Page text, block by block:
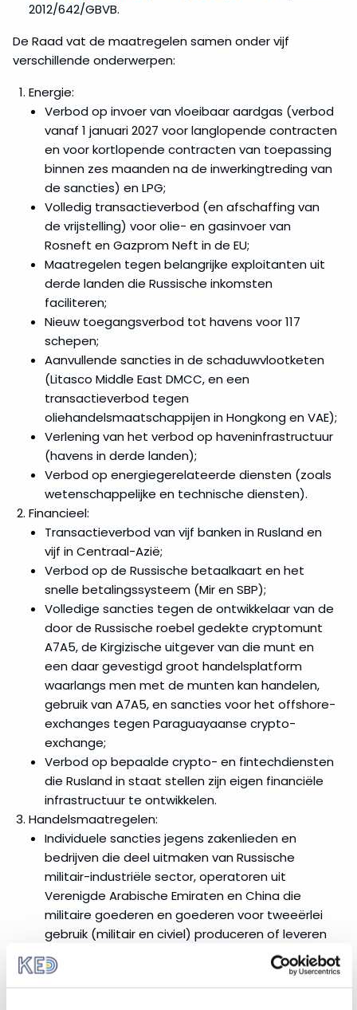
2012/642/GBVB.
De Raad vat de maatregelen samen onder vijf
verschillende onderwerpen:
Energie:
Verbod op invoer van vloeibaar aardgas (verbod
vanaf 1 januari 2027 voor langlopende contracten
en voor kortlopende contracten van toepassing
binnen zes maanden na de inwerkingtreding van
de sancties) en LPG;
Volledig transactieverbod (en afschaffing van
de vrijstelling) voor olie- en gasinvoer van
Rosneft en Gazprom Neft in de EU;
Maatregelen tegen belangrijke exploitanten uit
derde landen die Russische inkomsten
faciliteren;
Nieuw toegangsverbod tot havens voor 117
schepen;
Aanvullende sancties in de schaduwvlootketen
(Litasco Middle East DMCC, en een
transactieverbod tegen
oliehandelsmaatschappijen in Hongkong en VAE);
Verlening van het verbod op haveninfrastructuur
(havens in derde landen);
Verbod op energiegerelateerde diensten (zoals
wetenschappelijke en technische diensten).
Financieel:
Transactieverbod van vijf banken in Rusland en
vijf in Centraal-Azië;
Verbod op de Russische betaalkaart en het
snelle betalingssysteem (Mir en SBP);
Volledige sancties tegen de ontwikkelaar van de
door de Russische roebel gedekte cryptomunt
A7A5, de Kirgizische uitgever van die munt en
een daar gevestigd groot handelsplatform
waarlangs men met de munten kan handelen,
gebruik van A7A5, en sancties voor het offshore-
exchanges tegen Paraguayaanse crypto-
exchange;
Verbod op bepaalde crypto- en fintechdiensten
die Rusland in staat stellen zijn eigen financiële
infrastructuur te ontwikkelen.
Handelsmaatregelen:
Individuele sancties jegens zakenlieden en
bedrijven die deel uitmaken van Russische
militair-industriële sector, operatoren uit
Verenigde Arabische Emiraten en China die
militaire goederen en goederen voor tweeërlei
gebruik (militair en civiel) produceren of leveren
aan Rusland;
Nieuwe uitvoerbeperkingen voor aanvullende
producten voor tweeërlei gebruik en